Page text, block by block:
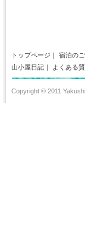
トップページ ｜ 宿泊の
山小屋日記 ｜ よくある
Copyright © 2011